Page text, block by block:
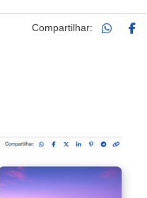
Compartilhar: